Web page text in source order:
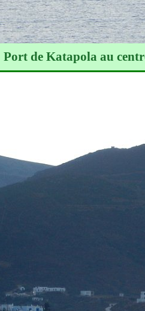
Port de Katapola au